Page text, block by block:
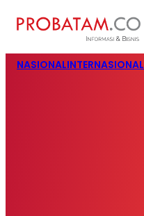
NASIONALINTERNASIONAL